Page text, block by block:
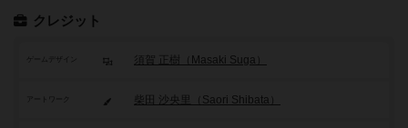
クレジット
ゲームデザイン 須賀 正樹（Masaki Suga）
アートワーク 柴田 沙央里（Saori Shibata）